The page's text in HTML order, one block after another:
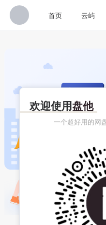
首页 云屿
欢迎使用盘他
一个超好用的网